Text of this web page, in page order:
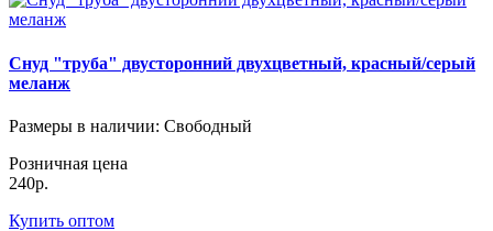
Снуд "труба" двусторонний двухцветный, красный/серый
меланж
Размеры в наличии: Свободный
Розничная цена
240р.
Купить оптом